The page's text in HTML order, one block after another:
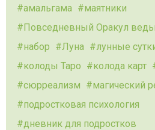
амальгама
маятники
Повседневный Оракул
набор
Луна лунные
колоды Таро
колода карт
сюрреализм
магический
подростковая психология
дневник для подростков